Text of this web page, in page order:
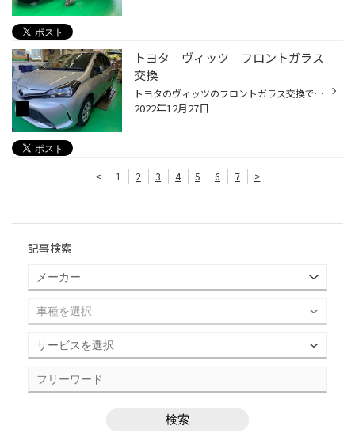
トヨタ ヴィッツ フロントガラス
交換
トヨタのヴィッツのフロントガラス交換です。 お客様は先日車に乗ろうとしたらガラスにヒビが入っていることに気づきました。 原因は過去に飛び石を受けたことによるガラス損傷です。 朝晩の寒暖の差が激しくなるとこうしてガラスが一気に割れることは珍しくありません。 これ以上広がる前にすぐに...
2022年12月27日
< 1 2 3 4 5 6 7 >
記事検索